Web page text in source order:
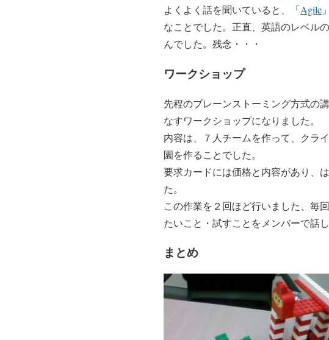
よくよく話を聞いていると、「Agile
なことでした。正直、英語のレベル
んでした。残念・・・
ワークショップ
先程のブレーンストーミング方式の
なすワークショップになりました。
内容は、７人チームを作って、クラ
園を作ることでした。
要求カードには価格と内容があり、
た。
この作業を２回ほど行いました、毎
たいこと・試すことをメンバーで話し
まとめ